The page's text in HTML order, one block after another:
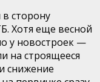
в сторону
Хотя еще весной
у новостроек —
на строящееся
снижение